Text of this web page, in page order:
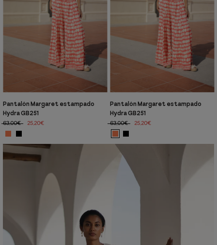
Pantalón Margaret estampado
Hydra GB251
63,00€
25,20€
Pantalón Margaret estampado
Hydra GB251
63,00€
25,20€